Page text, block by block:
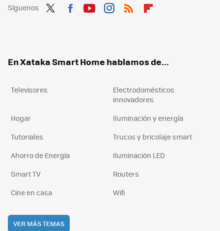
Síguenos
En Xataka Smart Home hablamos de...
Televisores
Electrodomésticos
innovadores
Hogar
Iluminación y energía
Tutoriales
Trucos y bricolaje smart
Ahorro de Energía
Iluminación LED
Smart TV
Routers
Cine en casa
Wifi
VER MÁS TEMAS